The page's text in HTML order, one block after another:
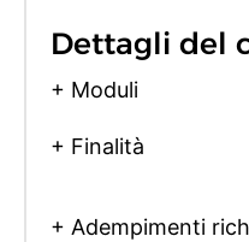
Dettagli del
+ Moduli
+ Finalità
+ Adempimenti